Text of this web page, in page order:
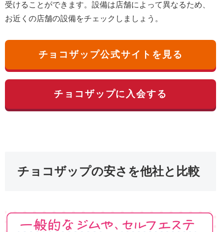
受けることができます。設備は店舗によって異なるため、
お近くの店舗の設備をチェックしましょう。
チョコザップ公式サイトを見る
チョコザップに入会する
チョコザップの安さを他社と比較